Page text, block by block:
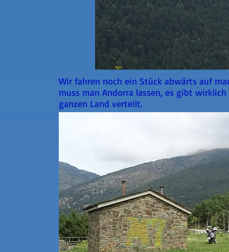
Wir fahren noch ein Stück abwärts auf
muss man Andorra lassen, es gibt
ganzen Land verteilt.